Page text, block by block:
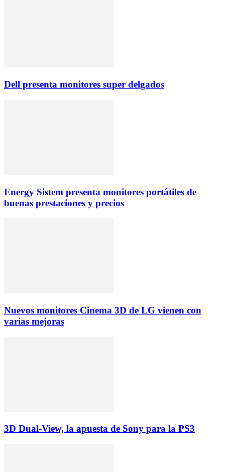
Dell presenta monitores super delgados
Energy Sistem presenta monitores portátiles de
buenas prestaciones y precios
Nuevos monitores Cinema 3D de LG vienen con
varias mejoras
3D Dual-View, la apuesta de Sony para la PS3